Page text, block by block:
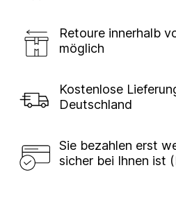
Retoure innerhalb
möglich
Kostenlose
Deutschland
Sie bezahlen erst
sicher bei Ihnen ist